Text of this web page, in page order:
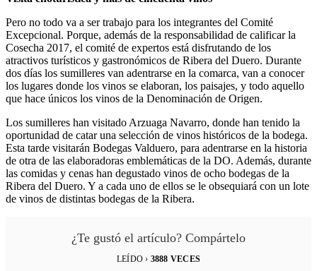
Pero no todo va a ser trabajo para los integrantes del Comité
Excepcional. Porque, además de la responsabilidad de calificar la
Cosecha 2017, el comité de expertos está disfrutando de los
atractivos turísticos y gastronómicos de Ribera del Duero. Durante
dos días los sumilleres van adentrarse en la comarca, van a conocer
los lugares donde los vinos se elaboran, los paisajes, y todo aquello
que hace únicos los vinos de la Denominación de Origen.
Los sumilleres han visitado Arzuaga Navarro, donde han tenido la
oportunidad de catar una selección de vinos históricos de la bodega.
Esta tarde visitarán Bodegas Valduero, para adentrarse en la historia
de otra de las elaboradoras emblemáticas de la DO. Además, durante
las comidas y cenas han degustado vinos de ocho bodegas de la
Ribera del Duero. Y a cada uno de ellos se le obsequiará con un lote
de vinos de distintas bodegas de la Ribera.
¿Te gustó el artículo? Compártelo
LEÍDO › 3888 VECES